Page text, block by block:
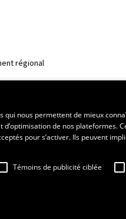
régional
qui nous permettent de mieux
de nos
pour s’activer. Ils peuvent
Témoins de publicité ciblée